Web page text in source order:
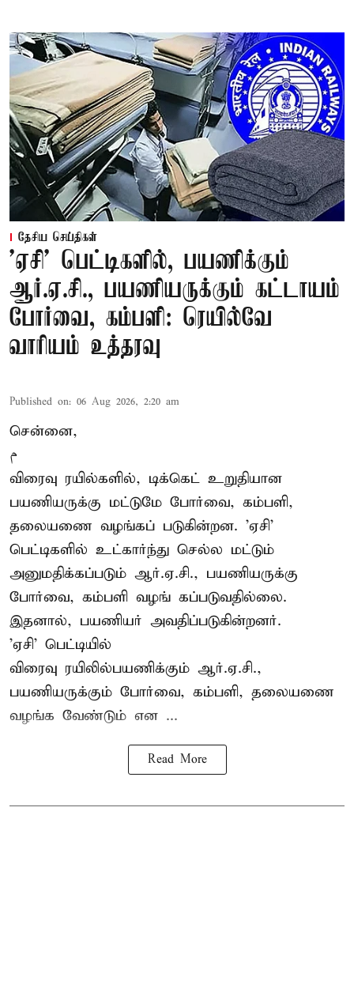
தேசிய செய்திகள்
'ஏசி' பெட்டிகளில், பயணிக்கும்
ஆர்.ஏ.சி., பயணியருக்கும் கட்டாயம்
போர்வை, கம்பளி: ரெயில்வே
வாரியம் உத்தரவு
Published on: 06 Aug 2026, 2:20 am
சென்னை,
م
விரைவு ரயில்களில், டிக்கெட் உறுதியான
பயணியருக்கு மட்டுமே போர்வை, கம்பளி,
தலையணை வழங்கப் படுகின்றன. 'ஏசி'
பெட்டிகளில் உட்கார்ந்து செல்ல மட்டும்
அனுமதிக்கப்படும் ஆர்.ஏ.சி., பயணியருக்கு
போர்வை, கம்பளி வழங் கப்படுவதில்லை.
இதனால், பயணியர் அவதிப்படுகின்றனர்.
'ஏசி' பெட்டியில்
விரைவு ரயிலில்பயணிக்கும் ஆர்.ஏ.சி.,
பயணியருக்கும் போர்வை, கம்பளி, தலையணை
வழங்க வேண்டும் என ...
Read More